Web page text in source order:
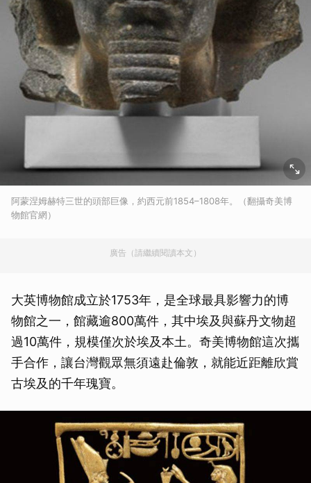
阿蒙涅姆赫特三世的頭部巨像，約西元前1854–1808年。（翻攝奇美博
物館官網）
廣告（請繼續閱讀本文）
大英博物館成立於1753年，是全球最具影響力的博
物館之一，館藏逾800萬件，其中埃及與蘇丹文物超
過10萬件，規模僅次於埃及本土。奇美博物館這次攜
手合作，讓台灣觀眾無須遠赴倫敦，就能近距離欣賞
古埃及的千年瑰寶。